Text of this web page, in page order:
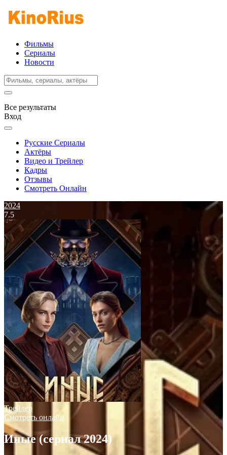
Фильмы
Сериалы
Новости
Все результаты
Вход
Русские Сериалы
Актёры
Видео и Трейлер
Кадры
Отзывы
Смотреть Онлайн
2024
7.5
Трейлер
Смотреть онлайн
Иные (сериал 2024)